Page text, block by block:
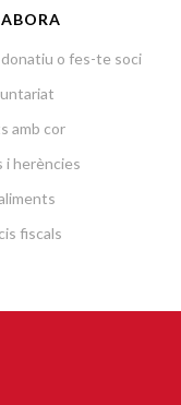
donatiu o fes-te soci
amb cor
i herències
fiscals